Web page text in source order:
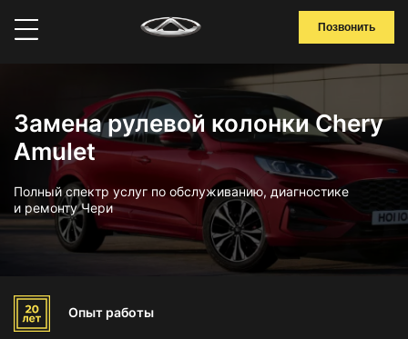
Позвонить
Замена рулевой колонки Chery
Amulet
Полный спектр услуг по обслуживанию, диагностике
и ремонту Чери
Опыт работы